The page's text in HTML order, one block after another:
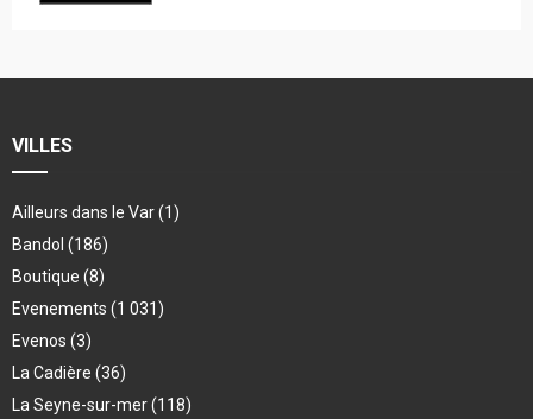
VILLES
Ailleurs dans le Var(1)
Bandol (186)
Boutique (8)
Evenements (1 031)
Evenos (3)
La Cadière (36)
La Seyne-sur-mer(118)